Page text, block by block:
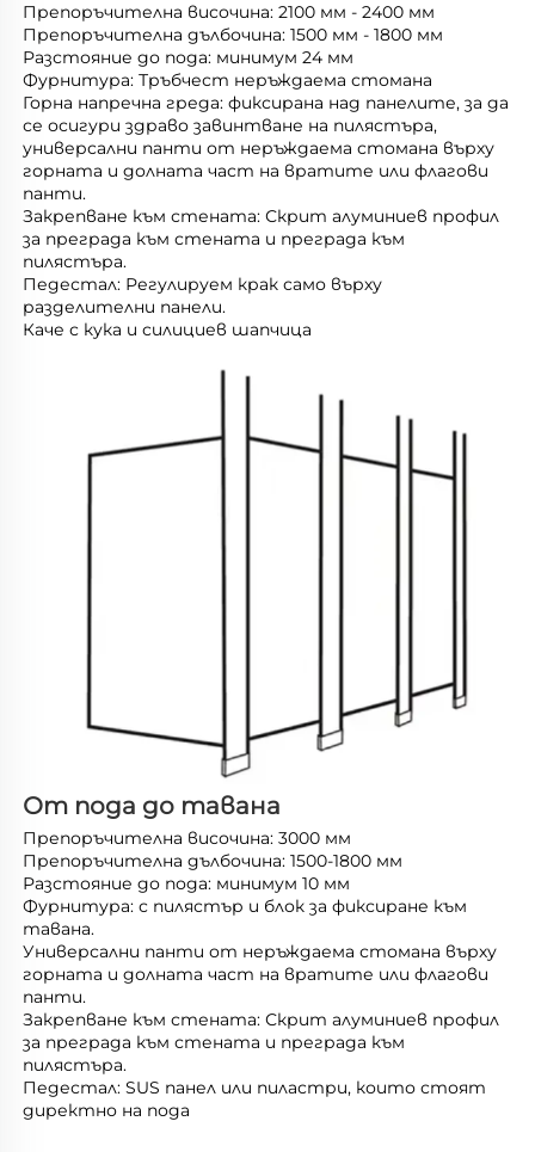
Препоръчителна височина: 2100 мм - 2400 мм
Препоръчителна дълбочина: 1500 мм - 1800 мм
Разстояние до пода: минимум 24 мм
Фурнитура: Тръбчест неръждаема стомана
Горна напречна греда: фиксирана над панелите, за да
се осигури здраво завинтване на пилястъра,
универсални панти от неръждаема стомана върху
горната и долната част на вратите или флагови
панти.
Закрепване към стената: Скрит алуминиев профил
за преграда към стената и преграда към
пилястъра.
Педестал: Регулируем крак само върху
разделителни панели.
Каче с кука и силициев шапчица
От пода до тавана
Препоръчителна височина: 3000 мм
Препоръчителна дълбочина: 1500-1800 мм
Разстояние до пода: минимум 10 мм
Фурнитура: с пилястър и блок за фиксиране към
тавана.
Универсални панти от неръждаема стомана върху
горната и долната част на вратите или флагови
панти.
Закрепване към стената: Скрит алуминиев профил
за преграда към стената и преграда към
пилястъра.
Педестал: SUS панел или пиластри, които стоят
директно на пода